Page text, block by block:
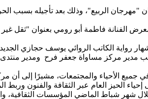
مساء الاثنين، فعاليات "آذار الثقافة 2026" تحت عنوان
معرض الفنانة فاطمة أبو رومي بعنوان
مركز مساواة جعفر فرح ومدير منتدى
الأحياء والمجتمعات، مشيرًا إلى أن
شباط الماضي المؤسسات الثقافية،